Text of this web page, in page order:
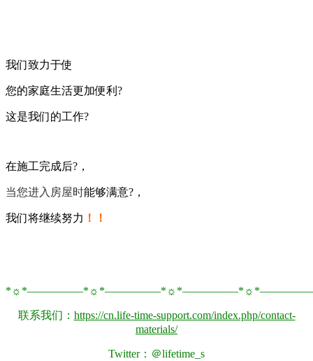
我们致力于使
您的家庭生活更加便利?
这是我们的工作?
在施工完成后?，
当您进入房屋时能够满意?，
我们将继续努力 ！！
联系我们： https://cn.life-time-support.com/index.php/contact-
materials/
Twitter：＠lifetime_s